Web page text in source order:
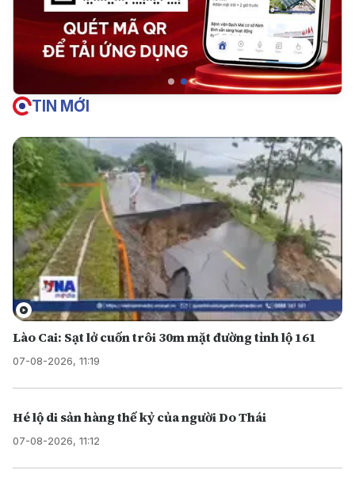
TIN MỚI
Lào Cai: Sạt lở cuốn trôi 30m mặt đường tỉnh lộ 161
07-08-2026, 11:19
Hé lộ di sản hàng thế kỷ của người Do Thái
07-08-2026, 11:12